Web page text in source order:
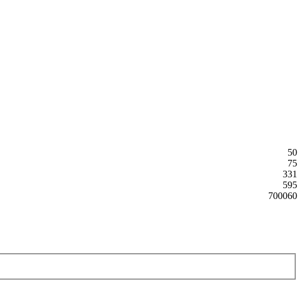
50
75
331
595
700060